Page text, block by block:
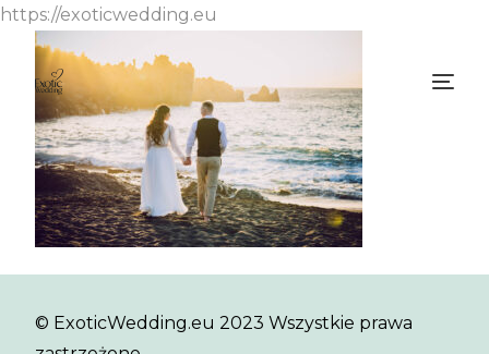
https://exoticwedding.eu
© ExoticWedding.eu 2023 Wszystkie prawa